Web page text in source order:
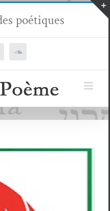
poétiques
SoundCloud